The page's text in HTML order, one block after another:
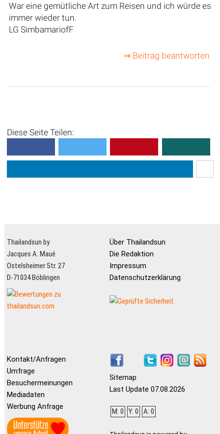
War eine gemütliche Art zum Reisen und ich würde es
immer wieder tun.
LG SimbamariofF
⇒ Beitrag beantworten
Diese Seite Teilen:
Thailandsun by
Jacques A. Maué
Ostelsheimer Str. 27
D-71034 Böblingen
Über Thailandsun
Die Redaktion
Impressum
Datenschutzerklärung
Kontakt/Anfragen
Umfrage
Besuchermeinungen
Mediadaten
Werbung Anfrage
Sitemap
Last Update 07.08.2026
M: 0 Y: 0 A: 0